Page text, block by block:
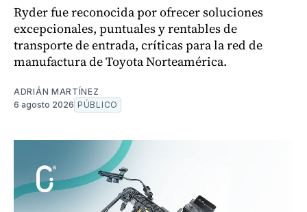
Ryder fue reconocida por ofrecer soluciones
excepcionales, puntuales y rentables de
transporte de entrada, críticas para la red de
manufactura de Toyota Norteamérica.
ADRIÁN MARTÍNEZ
6 agosto 2026 PÚBLICO